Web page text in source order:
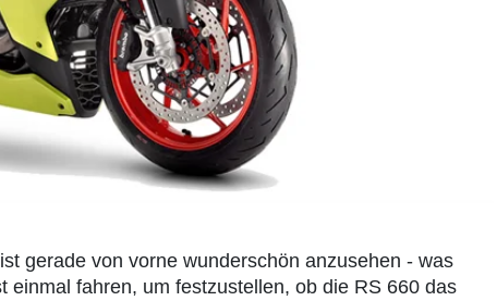
gerade von vorne wunderschön anzusehen - was
fahren, um festzustellen, ob die RS 660 das